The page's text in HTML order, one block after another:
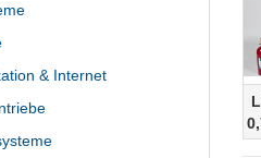
& Internet